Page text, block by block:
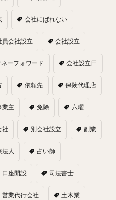
会社にばれない
員会社設立 会社設立
ーフォワード 会社設立日
依頼先 保険代理店
業主 免除 六曜
社 別会社設立 副業
法人 占い師
口座開設 司法書士
営業代行会社 土木業